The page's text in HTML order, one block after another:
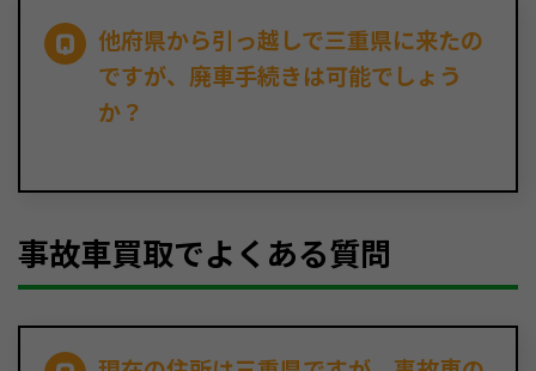
他府県から引っ越しで三重県に来たの
ですが、廃車手続きは可能でしょう
か？
事故車買取でよくある質問